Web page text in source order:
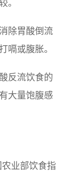
。
除胃酸倒流
嗝或腹胀。
反流饮食的
大量饱腹感
业部饮食指